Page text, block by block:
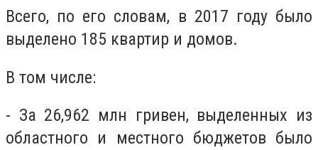
Всего, по его словам, в 2017 году было
выделено 185 квартир и домов.
В том числе:
- За 26,962 млн гривен, выделенных из
областного и местного бюджетов было